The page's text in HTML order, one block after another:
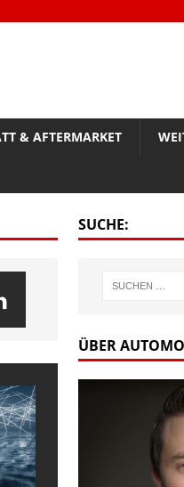
& AFTERMARKET
SUCHE:
ÜBER